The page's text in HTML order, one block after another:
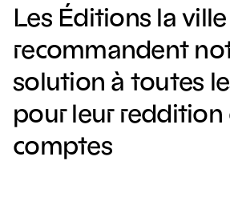
Les Éditions la
recommandent
solution à toutes
pour leur reddition
comptes